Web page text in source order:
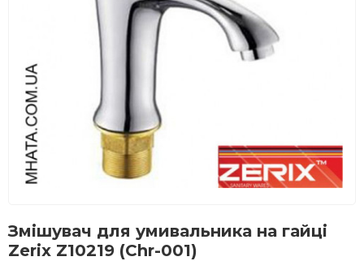
Змішувач для умивальника на гайці
Zerix Z10219 (Chr-001)